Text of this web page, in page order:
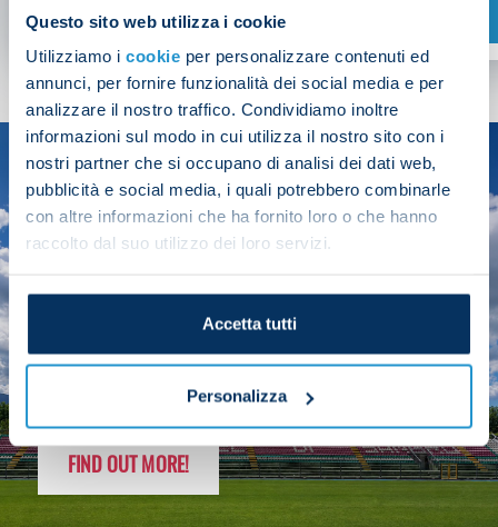
Questo sito web utilizza i cookie
Utilizziamo i cookie per personalizzare contenuti ed
annunci, per fornire funzionalità dei social media e per
analizzare il nostro traffico. Condividiamo inoltre
informazioni sul modo in cui utilizza il nostro sito con i
nostri partner che si occupano di analisi dei dati web,
pubblicità e social media, i quali potrebbero combinarle
con altre informazioni che ha fornito loro o che hanno
raccolto dal suo utilizzo dei loro servizi.
Accetta tutti
Personalizza
SHOP NOW
SEASON
2025/26
FOLLOW THE CHAMPS' JOURNEY
FIND OUT MORE!